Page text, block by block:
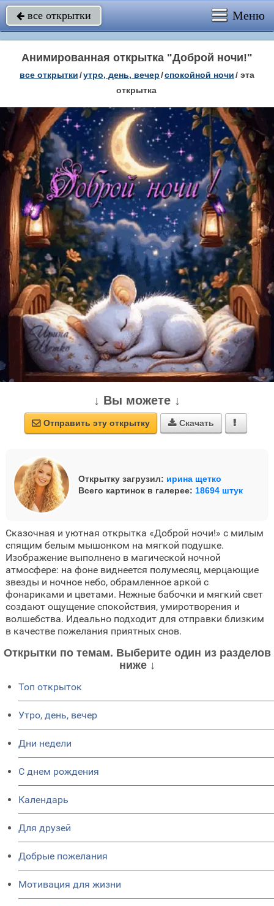
 все открытки Меню
Анимированная открытка "Доброй ночи!"
все открытки/утро, день, вечер/спокойной ночи/ эта
открытка
↓ Вы можете ↓
 Отправить эту открытку  Скачать 
Открытку загрузил: ирина щетко
Всего картинок в галерее: 18694 штук
Сказочная и уютная открытка «Доброй ночи!» с милым
спящим белым мышонком на мягкой подушке.
Изображение выполнено в магической ночной
атмосфере: на фоне виднеется полумесяц, мерцающие
звезды и ночное небо, обрамленное аркой с
фонариками и цветами. Нежные бабочки и мягкий свет
создают ощущение спокойствия, умиротворения и
волшебства. Идеально подходит для отправки близким
в качестве пожелания приятных снов.
Открытки по темам. Выберите один из разделов
ниже ↓
Топ открыток
Утро, день, вечер
Дни недели
C днем рождения
Календарь
Для друзей
Добрые пожелания
Мотивация для жизни